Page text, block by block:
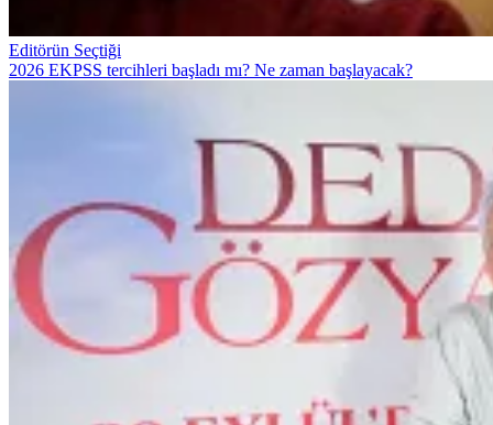
Editörün Seçtiği
2026 EKPSS tercihleri başladı mı? Ne zaman başlayacak?